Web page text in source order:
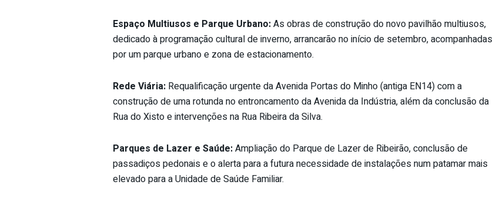
Espaço Multiusos e Parque Urbano:As obras de construção do novo pavilhão multiusos,
dedicado à programação cultural de inverno, arrancarão no início de setembro, acompanhadas
por um parque urbano e zona de estacionamento.
Rede Viária: Requalificação urgente da Avenida Portas do Minho (antiga EN14) com a
construção de uma rotunda no entroncamento da Avenida da Indústria, além da conclusão da
Rua do Xisto e intervenções na Rua Ribeira da Silva.
Parques de Lazer e Saúde:Ampliação do Parque de Lazer de Ribeirão, conclusão de
passadiços pedonais e o alerta para a futura necessidade de instalações num patamar mais
elevado para a Unidade de Saúde Familiar.